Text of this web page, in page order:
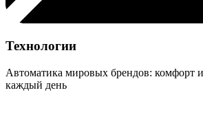
Технологии
Автоматика мировых брендов: комфорт и
каждый день